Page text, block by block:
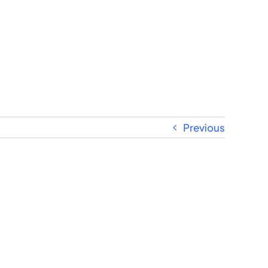
Previous